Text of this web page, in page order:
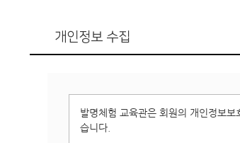
개인정보 수집